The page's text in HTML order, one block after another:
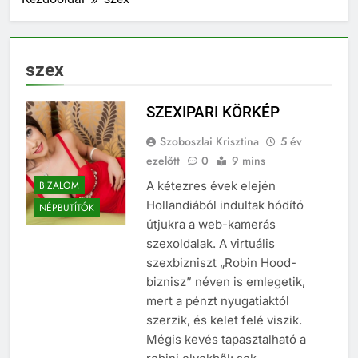
szex
BIZALOM
NÉPBUTÍTÓK
SZEXIPARI KÖRKÉP
Szoboszlai Krisztina
5 év
ezelőtt
0 9 mins
A kétezres évek elején
Hollandiából indultak hódító
útjukra a web-kamerás
szexoldalak. A virtuális
szexbizniszt „Robin Hood-
biznisz” néven is emlegetik,
mert a pénzt nyugatiaktól
szerzik, és kelet felé viszik.
Mégis kevés tapasztalható a